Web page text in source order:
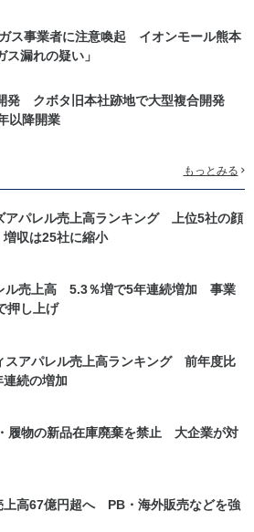
ガス事業者に注意喚起 イオンモール熊本
漏れの疑い」
発 クボタ旧本社跡地で大型複合開発
以降開業
もっとみる
アパレル売上高ランキング 上位5社の顔
収は25社に縮小
ル売上高 5.3％増で5年連続増加 事業
押し上げ
スアパレル売上高ランキング 前年度比
続の増加
履物の新品在庫廃棄を禁止 大企業が対
上高67億円超へ PB・海外販売などを強